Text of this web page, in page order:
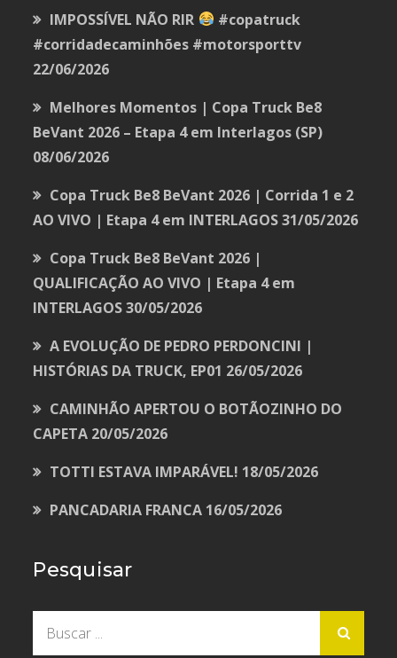
IMPOSSÍVEL NÃO RIR
#copatruck
#corridadecaminhões #motorsporttv
22/06/2026
Melhores Momentos | Copa Truck Be8
BeVant 2026 – Etapa 4 em Interlagos (SP)
08/06/2026
Copa Truck Be8 BeVant 2026 | Corrida 1 e 2
AO VIVO | Etapa 4 em INTERLAGOS 31/05/2026
Copa Truck Be8 BeVant 2026 |
QUALIFICAÇÃO AO VIVO | Etapa 4 em
INTERLAGOS 30/05/2026
A EVOLUÇÃO DE PEDRO PERDONCINI |
HISTÓRIAS DA TRUCK, EP01 26/05/2026
CAMINHÃO APERTOU O BOTÃOZINHO DO
CAPETA 20/05/2026
TOTTI ESTAVA IMPARÁVEL! 18/05/2026
PANCADARIA FRANCA 16/05/2026
Pesquisar
Buscar